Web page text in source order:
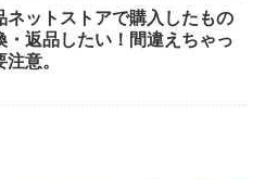
ネットストアで購入したもの
返品したい！間違えちゃっ
意。